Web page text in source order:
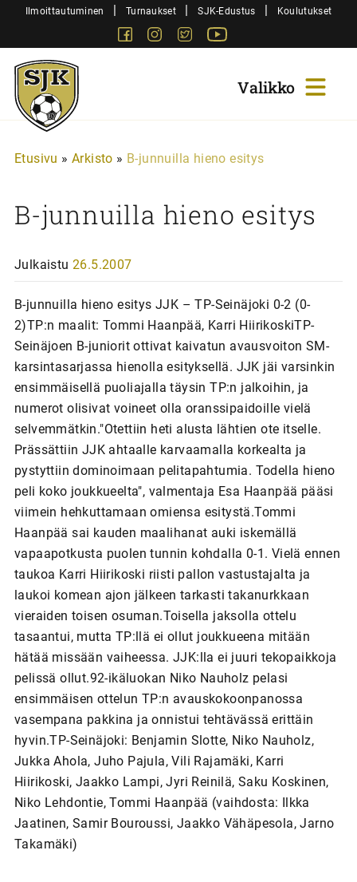
SiirryIlmoittautuminen | Turnaukset | SJK-Edustus | Koulutukset
FacebookInstagram
Twitter
Sjk-
Juniorit
Etusivu » Arkisto » B-junnuilla hieno esitys
B-junnuilla hieno esitys
Julkaistu 26.5.2007
B-junnuilla hieno esitys JJK – TP-Seinäjoki 0-2 (0-
2)TP:n maalit: Tommi Haanpää, Karri HiirikoskiTP-
Seinäjoen B-juniorit ottivat kaivatun avausvoiton SM-
karsintasarjassa hienolla esityksellä. JJK jäi varsinkin
ensimmäisellä puoliajalla täysin TP:n jalkoihin, ja
numerot olisivat voineet olla oranssipaidoille vielä
selvemmätkin."Otettiin heti alusta lähtien ote itselle.
Prässättiin JJK ahtaalle karvaamalla korkealta ja
pystyttiin dominoimaan pelitapahtumia. Todella hieno
peli koko joukkueelta", valmentaja Esa Haanpää pääsi
viimein hehkuttamaan omiensa esitystä.Tommi
Haanpää sai kauden maalihanat auki iskemällä
vapaapotkusta puolen tunnin kohdalla 0-1. Vielä ennen
taukoa Karri Hiirikoski riisti pallon vastustajalta ja
laukoi komean ajon jälkeen tarkasti takanurkkaan
vieraiden toisen osuman.Toisella jaksolla ottelu
tasaantui, mutta TP:llä ei ollut joukkueena mitään
hätää missään vaiheessa. JJK:lla ei juuri tekopaikkoja
pelissä ollut.92-ikäluokan Niko Nauholz pelasi
ensimmäisen ottelun TP:n avauskokoonpanossa
vasempana pakkina ja onnistui tehtävässä erittäin
hyvin.TP-Seinäjoki: Benjamin Slotte, Niko Nauholz,
Jukka Ahola, Juho Pajula, Vili Rajamäki, Karri
Hiirikoski, Jaakko Lampi, Jyri Reinilä, Saku Koskinen,
Niko Lehdontie, Tommi Haanpää (vaihdosta: Ilkka
Jaatinen, Samir Bouroussi, Jaakko Vähäpesola, Jarno
Takamäki)